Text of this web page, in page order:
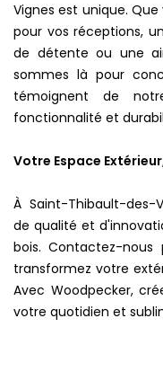
Vignes est unique.
pour vos réceptions,
de détente ou une
sommes là pour
témoignent de
fonctionnalité et
Votre Espace
À Saint-Thibault-des-
de qualité et
bois. Contactez-
transformez votre
Avec Woodpecker,
votre quotidien et